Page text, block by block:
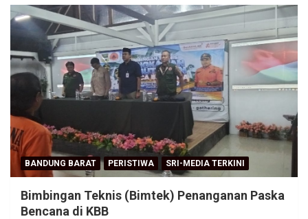
BANDUNG BARAT PERISTIWA SRI-MEDIA TERKINI
Bimbingan Teknis (Bimtek) Penanganan Paska
Bencana di KBB